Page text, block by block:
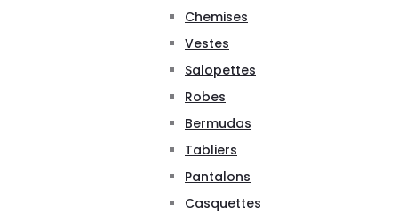
Chemises
Vestes
Salopettes
Robes
Bermudas
Tabliers
Pantalons
Casquettes